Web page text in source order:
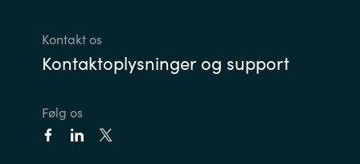
Qatar
Kontakt os
Kontaktoplysninger og support
Følg os